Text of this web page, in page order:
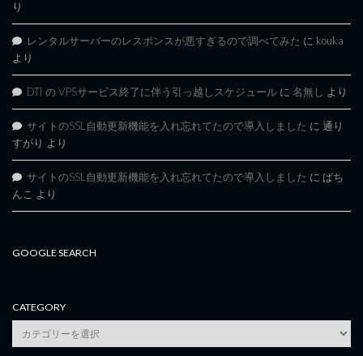
り
レンタルサーバーのレスポンスが悪すぎるので調べてみた に kouka
より
DTI の VPSサービス終了に伴う引っ越しスケジュール に 名無し より
サイトのSSL自動更新機能を入れ忘れてたので導入しました に 通り
すがり より
サイトのSSL自動更新機能を入れ忘れてたので導入しました に ぱち
んこ より
GOOGLE SEARCH
CATEGORY
category